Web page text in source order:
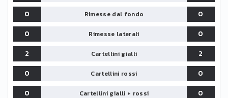
0
Rimesse dal fondo
0
0
Rimesse laterali
0
2
Cartellini gialli
2
0
Cartellini rossi
0
0
Cartellini gialli + rossi
0